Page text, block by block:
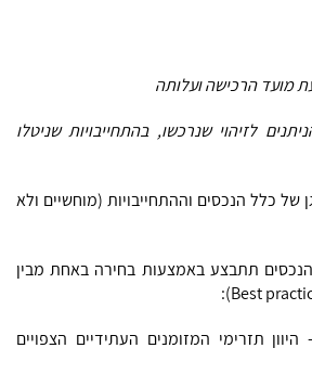
מועד הרכישהועלותה
לזיהוי שנרכשו, בהתחייבויות שניטלו
של כלל הנכסים וההתחייבויות (מוחשיים ולא
תתבצע באמצעות בחירה באחת מבין
תזרימי המזומנים העתידיים הצפויים